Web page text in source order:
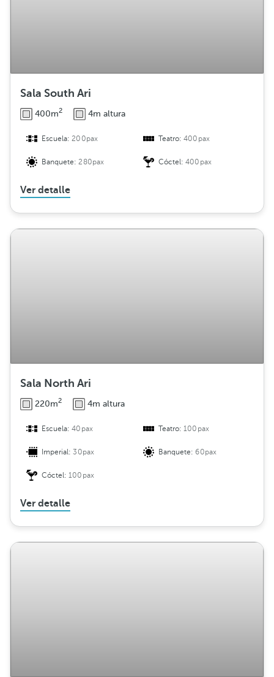
Sala South Ari
400m2 4m altura
Escuela:200pax Teatro:400pax
Banquete:280pax Cóctel:400pax
Ver detalle
Sala North Ari
220m2 4m altura
Escuela:40pax Teatro:100pax
Imperial:30pax Banquete:60pax
Cóctel:100pax
Ver detalle